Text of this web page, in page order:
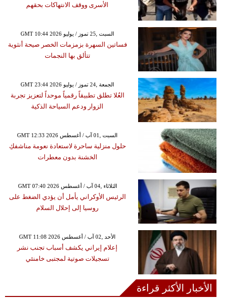
الأسرى ووقف الانتهاكات بحقهم
GMT 10:44 2026 السبت ,25 تموز / يوليو
فساتين السهرة بزمزمات الخصر صيحة أنثوية
تتألق بها النجمات
GMT 23:44 2026 الجمعة ,24 تموز / يوليو
العُلا تطلق تطبيقاً رقمياً موحداً لتعزيز تجربة
الزوار ودعم السياحة الذكية
GMT 12:33 2026 السبت ,01 آب / أغسطس
حلول منزلية ساحرة لاستعادة نعومة مناشفكِ
الخشنة بدون معطرات
GMT 07:40 2026 الثلاثاء ,04 آب / أغسطس
الرئيس الأوكراني يأمل أن يؤدي الضغط على
روسيا إلى إحلال السلام
GMT 11:08 2026 الأحد ,02 آب / أغسطس
إعلام إيراني يكشف أسباب تجنب نشر
تسجيلات صوتية لمجتبى خامنئي
الأخبار الأكثر قراءة